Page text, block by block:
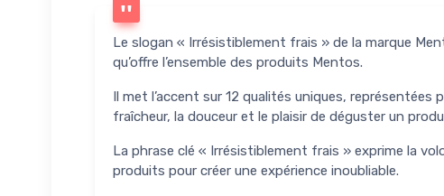
Le slogan « Irrésistiblement frais » de la marque
qu’offre l’ensemble des produits Mentos.
Il met l’accent sur 12 qualités uniques,
fraîcheur, la douceur et le plaisir de déguster un
La phrase clé « Irrésistiblement frais » exprime la
produits pour créer une expérience inoubliable.